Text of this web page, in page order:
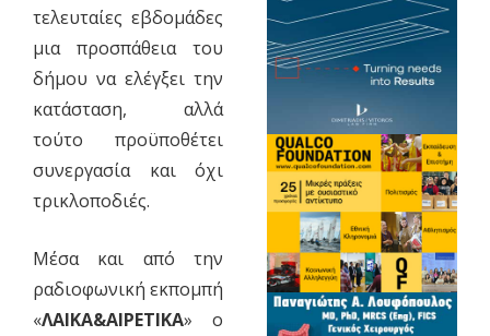
τελευταίες εβδομάδες
μια προσπάθεια του
δήμου να ελέγξει την
κατάσταση, αλλά
τούτο προϋποθέτει
συνεργασία και όχι
τρικλοποδιές.
Μέσα και από την
ραδιοφωνική εκπομπή
«ΛΑΙΚΑ&ΑΙΡΕΤΙΚΑ» ο